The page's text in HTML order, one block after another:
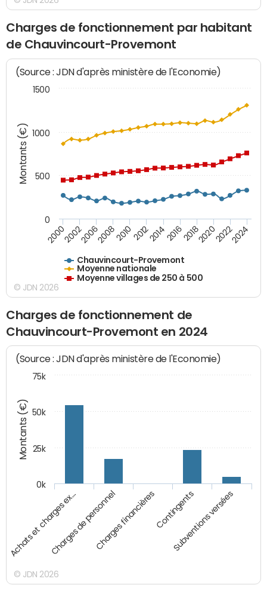
Charges de fonctionnement par habitant
de Chauvincourt-Provemont
Montants (€)
(Source : JDN d'après ministère de l'Economie)
Chauvincourt-Provemont
Moyenne nationale
Moyenne villages de 250 à 500
200020022006200820102012201420162018202020222024
0
500
1000
1500
© JDN 2026
Charges de fonctionnement de
Chauvincourt-Provemont en 2024
Montants (€)
(Source : JDN d'après ministère de l'Economie)
Achats et charges ex…Charges de personnelCharges financièresContingents
Subventions versées
0k
50k
25k
75k
© JDN 2026